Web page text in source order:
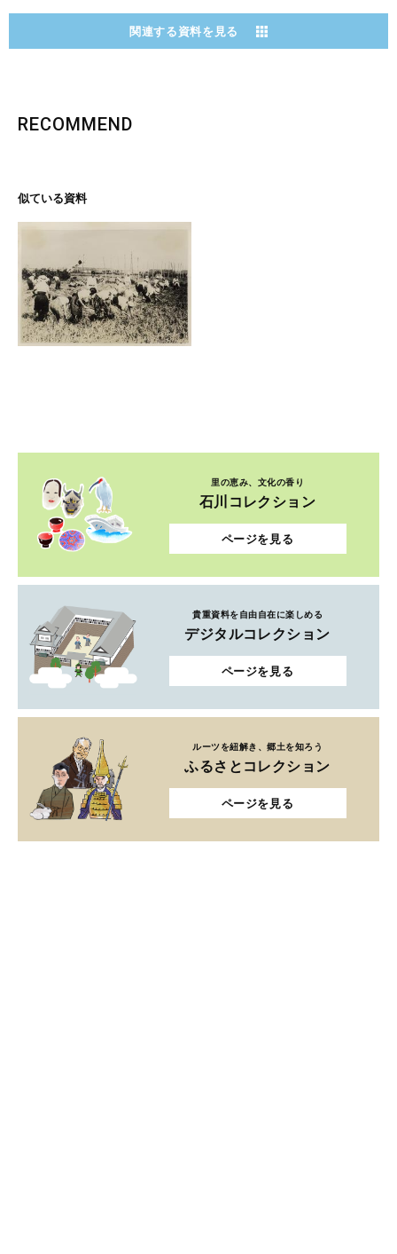
関連する資料を見る
RECOMMEND
似ている資料
里の恵み、文化の香り
石川コレクション
ページを見る
貴重資料を自由自在に楽しめる
デジタルコレクション
ページを見る
ルーツを紐解き、郷土を知ろう
ふるさとコレクション
ページを見る